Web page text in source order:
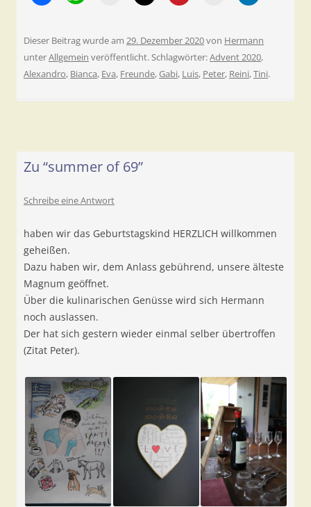
Dieser Beitrag wurde am 29. Dezember 2020von Hermann
unterAllgemein veröffentlicht. Schlagwörter:Advent 2020,
Alexandro, Bianca, Eva, Freunde, Gabi, Luis, Peter, Reini,Tini.
Zu “summer of 69”
Schreibe eine Antwort
haben wir das Geburtstagskind HERZLICH willkommen
geheißen.
Dazu haben wir, dem Anlass gebührend, unsere älteste
Magnum geöffnet.
Über die kulinarischen Genüsse wird sich Hermann
noch auslassen.
Der hat sich gestern wieder einmal selber übertroffen
(Zitat Peter).